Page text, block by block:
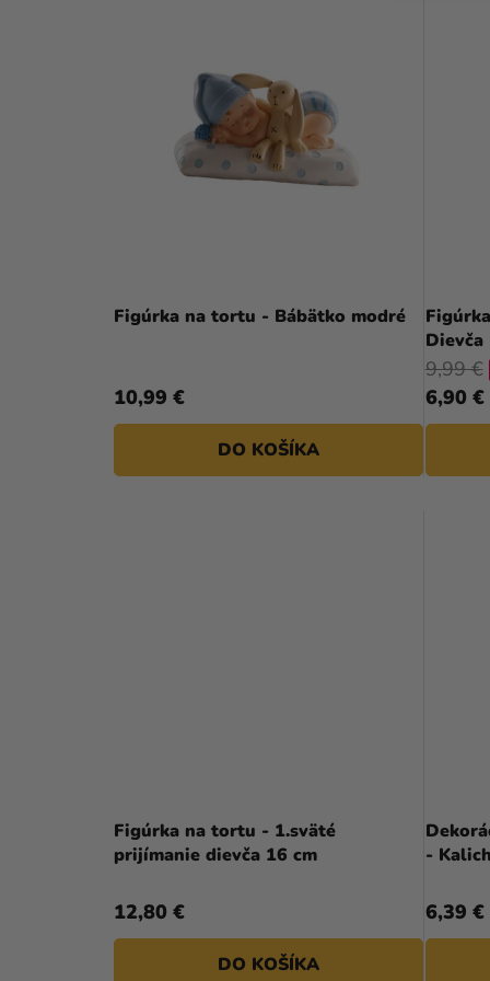
Figúrka na tortu - Bábätko modré
10,99 €
DO KOŠÍKA
Dievča
6,90 €
9,99 €
Figúrka na tortu - 1.sväté
prijímanie dievča 16 cm
12,80 €
DO KOŠÍKA
-
6,39 €